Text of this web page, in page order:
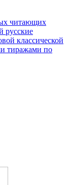
читающих
русские
классической
тиражами по